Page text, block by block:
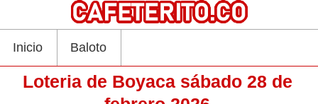
Inicio Baloto
Loteria de Boyaca sábado 28 de